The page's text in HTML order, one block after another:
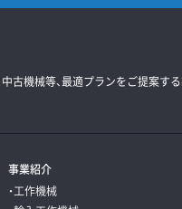
古機械等、最適プランをご提案する
事業紹介
・工作機械